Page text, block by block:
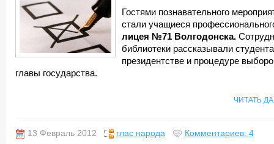
Гостями познавательного
стали учащиеся
лицея №71 Волгодонска.
библиотеки рассказывали
президентстве и процедуре
главы государства.
ЧИТАТЬ
13 Февраль 2012 глас народа Комментариев: 4